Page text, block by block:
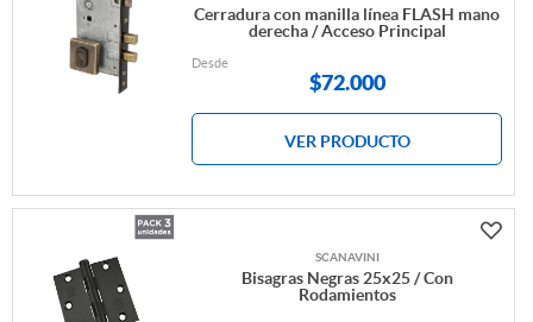
Cerradura con manilla línea FLASH mano
derecha / Acceso Principal
Desde
$72.000
VER PRODUCTO
SCANAVINI
Bisagras Negras 25x25 / Con
Rodamientos